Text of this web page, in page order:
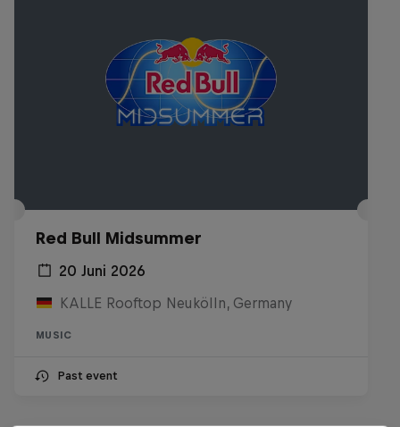
Red Bull Midsummer
20 Juni 2026
KALLE Rooftop Neukölln, Germany
MUSIC
Past event